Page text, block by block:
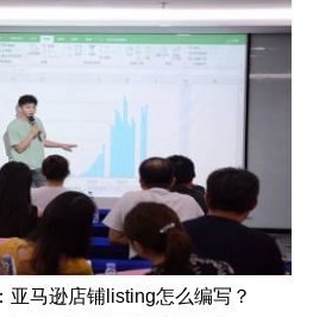
亚马逊店铺listing怎么编写？